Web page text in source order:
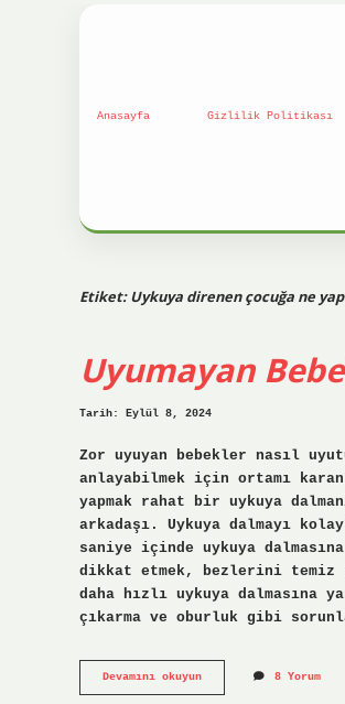
Anasayfa Gizlilik Politikası
Etiket:Uykuya direnen çocuğa ne
Uyumayan
Tarih: Eylül 8, 2024
Zor uyuyan bebekler nasıl
anlayabilmek için ortamı
yapmak rahat bir uykuya
arkadaşı. Uykuya dalmayı
saniye içinde uykuya
dikkat etmek, bezlerini temiz
daha hızlı uykuya dalmasına
çıkarma ve oburluk gibi
Devamını okuyunUyumayan
Bebekler
8 Yorum